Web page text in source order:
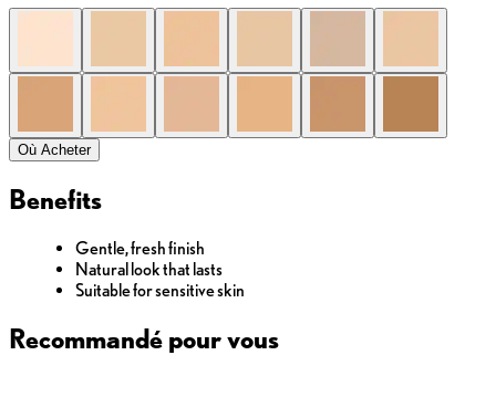
Où Acheter
Benefits
Gentle, fresh finish
Natural look that lasts
Suitable for sensitive skin
Recommandé pour vous